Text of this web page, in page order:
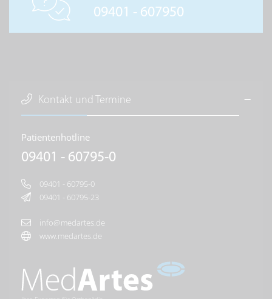
09401 - 607950
Kontakt und Termine
Patientenhotline
09401 - 60795-0
09401 - 60795-0
09401 - 60795-23
info@medartes.de
www.medartes.de